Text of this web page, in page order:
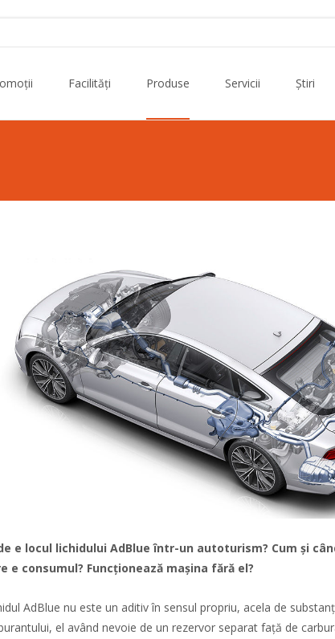
Facilități Produse Servicii Știri
e locul lichidului AdBlue într-un autoturism? Cum și
e consumul? Funcționează mașina fără el?
AdBlue nu este un aditiv în sensul propriu, acela de
el având nevoie de un rezervor separat față de